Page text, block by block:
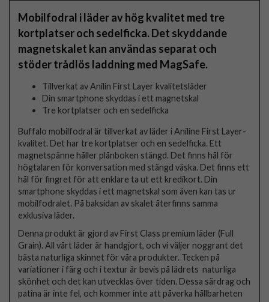
Mobilfodral i läder av hög kvalitet med tre
kortplatser och sedelficka. Det skyddande
magnetskalet kan användas separat och
stöder trådlös laddning med MagSafe.
Tillverkat av Anilin First Layer kvalitetsläder
Din smartphone skyddas i ett magnetskal
Tre kortplatser och en sedelficka
Buffalo mobilfodral är tillverkat av läder i Aniline First Layer-
kvalitet. Det har tre kortplatser och en sedelficka. Ett
magnetspänne håller plånboken stängd. Det finns hål för
högtalaren för konversation med stängd väska. Det finns ett
hål för fingret för att enklare ta ut ett kredikort. Din
smartphone skyddas i ett magnetskal som även kan tas ur
mobilfodralet. På baksidan av skalet återfinns samma
exklusiva läder.
Denna produkt är gjord av First Class premium läder (Full
Grain). All vårt läder är handgjort, och vi väljer noggrant det
bästa naturliga skinnet för våra produkter. Tecken på
variationer i färg och i textur är bevis på lädrets naturliga
skönhet och det kan utvecklas över tiden. Dessa särdrag och
patina är inte fel, och kommer inte att påverka hållbarheten